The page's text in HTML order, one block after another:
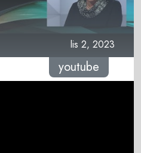
lis 2, 2023
youtube